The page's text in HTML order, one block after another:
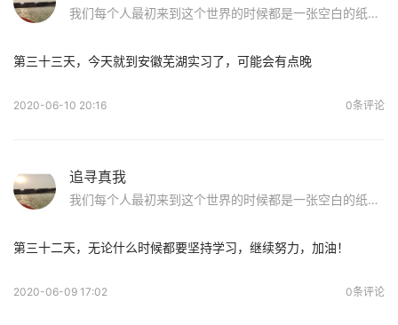
我们每个人最初来到这个世界的时候都是一张空白的纸，原来儿时玩泥巴的日子才是最美好的！无拘无束，洁白纯净。前辈们的话使我重获信心：如果你染上sy，请不要怕，好好面对他，戒除了，走出这片沼泽地，我们在纯净的蓝天下等你！
第三十三天，今天就到安徽芜湖实习了，可能会有点晚
2020-06-10 20:16 0条评论
追寻真我
我们每个人最初来到这个世界的时候都是一张空白的纸，原来儿时玩泥巴的日子才是最美好的！无拘无束，洁白纯净。前辈们的话使我重获信心：如果你染上sy，请不要怕，好好面对他，戒除了，走出这片沼泽地，我们在纯净的蓝天下等你！
第三十二天，无论什么时候都要坚持学习，继续努力，加油！
2020-06-09 17:02 0条评论